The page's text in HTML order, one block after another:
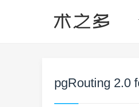
pgRouting 2.0